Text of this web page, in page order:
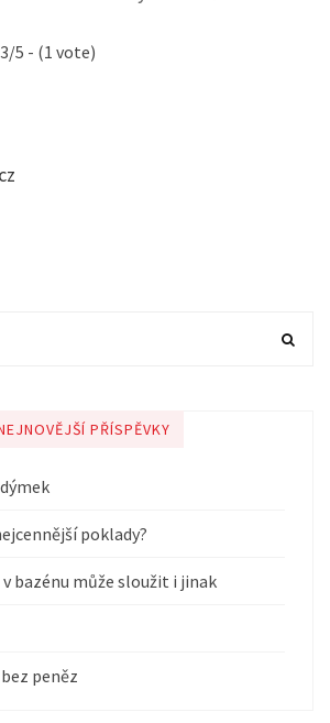
3/5 - (1 vote)
PŘÍSPĚVKY
poklady?
bazénu může sloužit i jinak
peněz